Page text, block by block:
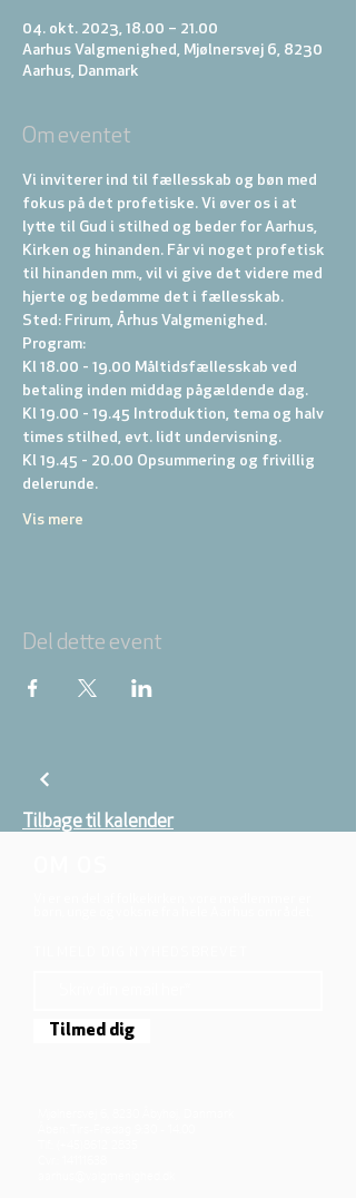
04. okt. 2023, 18.00 – 21.00
Aarhus Valgmenighed, Mjølnersvej 6, 8230
Aarhus, Danmark
Om eventet
Vi inviterer ind til fællesskab og bøn med
fokus på det profetiske. Vi øver os i at
lytte til Gud i stilhed og beder for Aarhus,
Kirken og hinanden. Får vi noget profetisk
til hinanden mm., vil vi give det videre med
hjerte og bedømme det i fællesskab.
Sted: Frirum, Århus Valgmenighed.
Program:
Kl 18.00 - 19.00 Måltidsfællesskab ved
betaling inden middag pågældende dag.
Kl 19.00 - 19.45 Introduktion, tema og halv
times stilhed, evt. lidt undervisning.
Kl 19.45 - 20.00 Opsummering og frivillig
delerunde.
Vis mere
Del dette event
Tilbage til kalender
Tilmed dig